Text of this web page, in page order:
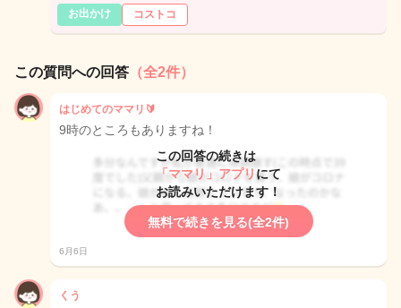
お出かけ
コストコ
この質問への回答 （全2件）
はじめてのママリ🔰
9時のところもありますね！
この回答の続きは
「ママリ」アプリ にて
お読みいただけます！
無料で続きを見る(全2件)
6月6日
くう